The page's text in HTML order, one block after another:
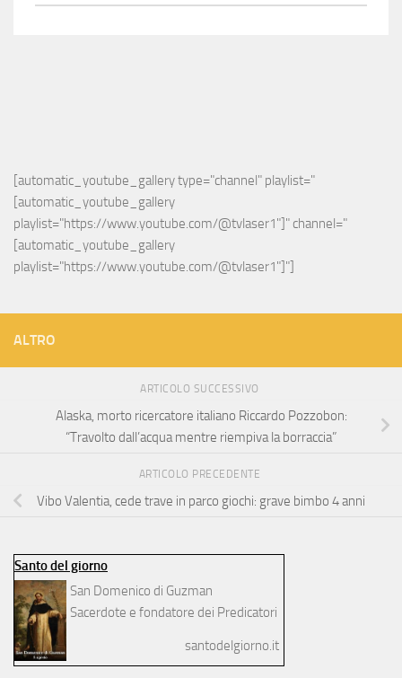
[automatic_youtube_gallery type="channel" playlist="
[automatic_youtube_gallery
playlist="https://www.youtube.com/@tvlaser1"]" channel="
[automatic_youtube_gallery
playlist="https://www.youtube.com/@tvlaser1"]"]
ALTRO
ARTICOLO SUCCESSIVO
Alaska, morto ricercatore italiano Riccardo Pozzobon:
“Travolto dall’acqua mentre riempiva la borraccia”
ARTICOLO PRECEDENTE
Vibo Valentia, cede trave in parco giochi: grave bimbo 4 anni
Santo del giorno
San Domenico di Guzman
Sacerdote e fondatore dei Predicatori
santodelgiorno.it